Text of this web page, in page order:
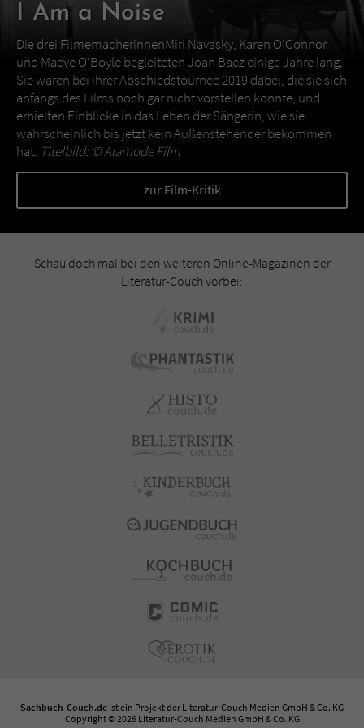
I Am a Noise
Die drei FilmemacherinnenMiri Navasky, Karen O‘Connor
und Maeve O‘Boyle begleiteten Joan Baez einige Jahre lang.
Sie waren bei ihrer Abschiedstournee 2019 dabei, die sie sich
anfangs des Films noch gar nicht vorstellen konnte, und
erhielten Einblicke in das Leben der Sängerin, wie sie
wahrscheinlich bis jetzt kein Außenstehender bekommen
hat. Titelbild: ©Alamode Film
zur Film-Kritik
Schau doch mal bei den weiteren Online-Magazinen der
Literatur-Couch vorbei:
Sachbuch-Couch.de ist ein Projekt der Literatur-Couch Medien GmbH & Co. KG
Copyright © 2026 Literatur-Couch Medien GmbH & Co. KG